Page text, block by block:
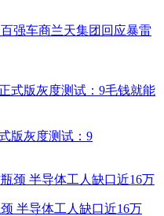
强车商兰天集团回应暴雷
版灰度测试：9
半导体工人缺口近16万